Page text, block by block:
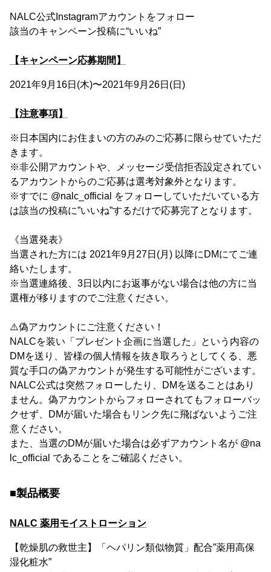
NALC公式Instagramアカウントをフォロー
該当のキャンペーン投稿に“いいね”
【キャンペーン応募期間】
2021年9月16日(木)〜2021年9月26日(日)
【注意事項】
※日本国内にお住まいの方のみのご応募に限らせていただ
きます。
※非公開アカウントや、メッセージ受信拒否設定されてい
るアカウントからのご応募は選考対象外となります。
※すでに @nalc_official をフォローしていただいている方
は該当の投稿に”いいね”するだけで応募完了となります。
《当選発表》
当選された方には 2021年9月27日(月) 以降にDMにてご連
絡いたします。
※当選連絡後、3日以内にお返事がない場合は他の方に当
選権が移りますのでご注意ください。
⚠️偽アカウントにご注意ください！
NALCを装い「プレゼント企画に当選した」という内容の
DMを送り、皆様の個人情報を抜き取ろうとしてくる、悪
質な手口の偽アカウントが発生する可能性がございます。
NALC公式は突然フォローしたり、DMを送ることはあり
ません。偽アカウントからフォローされてもフォローバッ
クせず、DMが届いた場合もリンク先に飛ばないようご注
意ください。
また、当選のDMが届いた場合は必ずアカウント名が @na
lc_official であることをご確認ください。
■製品概要
NALC 薬用モイストローション
【乾燥肌の救世主】「ヘパリン類似物質」配合”薬用高保
湿化粧水”